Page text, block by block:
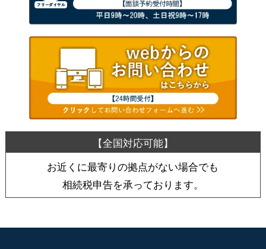
お近くに最寄りの拠点がない場合でも
相続税申告を承っております。